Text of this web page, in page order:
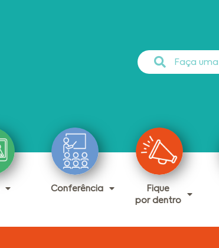
Conferência
Fique
por dentro